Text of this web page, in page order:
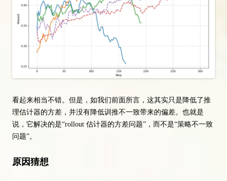
看起来相当不错。但是，如我们前面所言，这其实只是降低了推
理估计器的方差，并没有降低训推不一致带来的偏差。也就是
说，它解决的是“rollout 估计器的方差问题”，而不是“策略不一致
问题”。
原因猜想